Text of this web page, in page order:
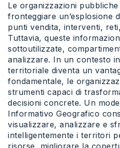
Le organizzazioni
fronteggiare un’esplosione
punti vendita, interventi,
Tuttavia, queste
sottoutilizzate,
analizzare. In un contesto
territoriale diventa un
fondamentale, le
strumenti capaci di
decisioni concrete. Un
Informativo Geografico
visualizzare, analizzare e
intelligentemente i territori